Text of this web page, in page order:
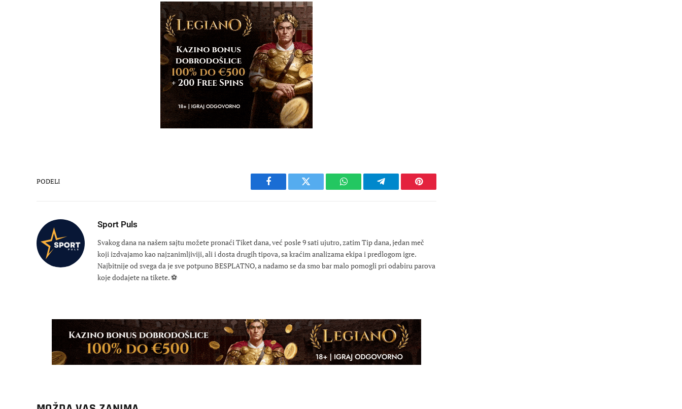
PODELI
Facebook Twitter WhatsAppTelegram Pinterest
Sport Puls
Svakog dana na našem sajtu možete pronaći Tiket dana, već posle 9 sati ujutro, zatim Tip dana, jedan meč
koji izdvajamo kao najzanimljiviji, ali i dosta drugih tipova, sa kraćim analizama ekipa i predlogom igre.
Najbitnije od svega da je sve potpuno BESPLATNO, a nadamo se da smo bar malo pomogli pri odabiru parova
koje dodajete na tikete. ⚽